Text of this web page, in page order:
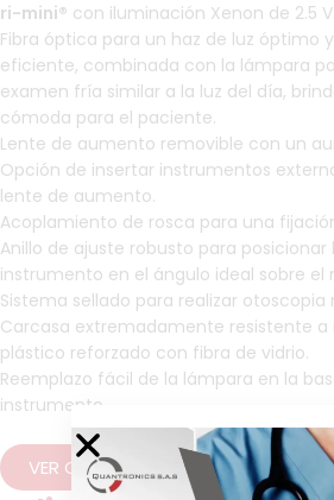
ri-mini® con iluminación Xenon de 2.5 V.
Fibra óptica para un haz de luz óptimo
eficiente, combinada con la lámpara
examen fría similar a la luz del día,
cómoda para el paciente.
Lente de aumento removible con un
Opción de insertar instrumentos
lente de aumento.
Acoplamiento de rosca para una
Anillo de ajuste robusto para posicionar
instrumento en el ángulo ideal sobre el
Sistema sellado para realizar
Carcasa extremadamente resistente
plástico reforzado con fibra de vidrio.
Reemplazo fácil de la lámpara en la
instrumento.
VER CATÁLOGO